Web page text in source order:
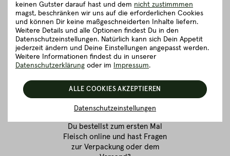
Fleischkauf ist
Vertrauenssache.
Wir sind für dich da!
Du bestellst zum ersten Mal
Fleisch online und hast Fragen
zur Verpackung oder dem
keinen Gutster darauf hast und dem nicht zustimmmen
magst, beschränken wir uns auf die erforderlichen Cookies
und können Dir keine maßgeschneiderten Inhalte liefern.
Weitere Details und alle Optionen findest Du in den
Datenschutzeinstellungen. Natürlich kann sich Dein Appetit
jederzeit ändern und Deine Einstellungen angepasst werden.
Weitere Informationen findest du in unserer
Datenschutzerklärung oder im Impressum.
Datenschutzeinstellungen
ALLE COOKIES AKZEPTIEREN